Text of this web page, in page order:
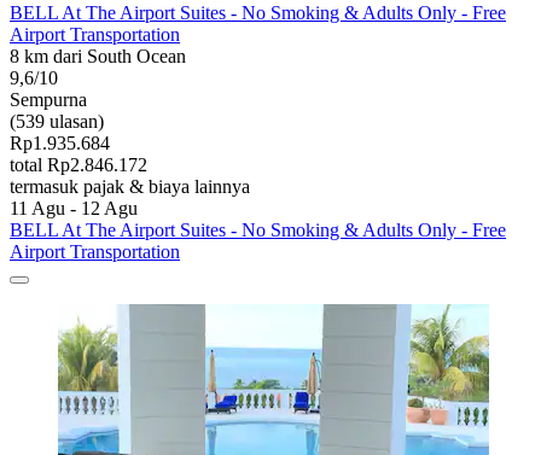
BELL At The Airport Suites - No Smoking & Adults Only - Free
Airport Transportation
8 km dari South Ocean
9,6/10
Sempurna
(539 ulasan)
Rp1.935.684
total Rp2.846.172
termasuk pajak & biaya lainnya
11 Agu - 12 Agu
BELL At The Airport Suites - No Smoking & Adults Only - Free
Airport Transportation